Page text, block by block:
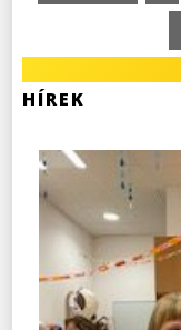
HÍREK